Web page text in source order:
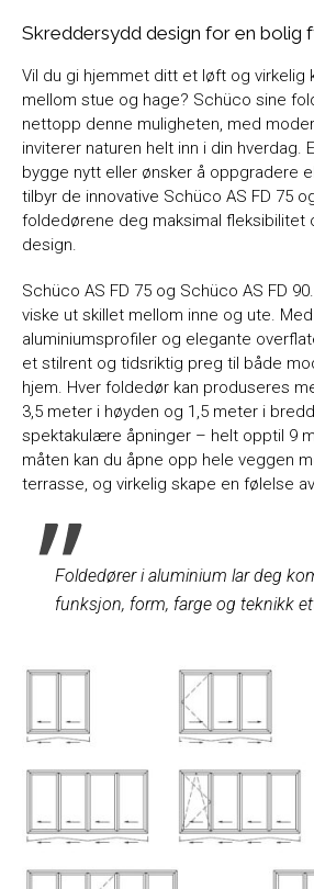
Skreddersydd design for en bolig
Vil du gi hjemmet ditt et løft og virkelig
mellom stue og hage? Schüco sine
nettopp denne muligheten, med
inviterer naturen helt inn i din hverdag.
bygge nytt eller ønsker å oppgradere
tilbyr de innovative Schüco AS FD 75
foldedørene deg maksimal fleksibilitet
design.
Schüco AS FD 75 og Schüco AS FD
viske ut skillet mellom inne og ute.
aluminiumsprofiler og elegante
et stilrent og tidsriktig preg til både
hjem. Hver foldedør kan produseres
3,5 meter i høyden og 1,5 meter i
spektakulære åpninger – helt opptil 9
måten kan du åpne opp hele veggen
terrasse, og virkelig skape en følelse
Foldedører i aluminium lar deg
funksjon, form, farge og teknikk